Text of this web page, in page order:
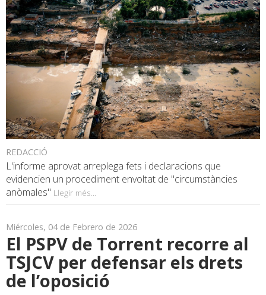
REDACCIÓ
L'informe aprovat arreplega fets i declaracions que
evidencien un procediment envoltat de "circumstàncies
anòmales" Llegir més...
Miércoles, 04 de Febrero de 2026
El PSPV de Torrent recorre al
TSJCV per defensar els drets
de l’oposició